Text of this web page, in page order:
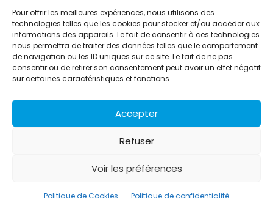
Pour offrir les meilleures expériences, nous utilisons des
technologies telles que les cookies pour stocker et/ou accéder aux
informations des appareils. Le fait de consentir à ces technologies
nous permettra de traiter des données telles que le comportement
de navigation ou les ID uniques sur ce site. Le fait de ne pas
consentir ou de retirer son consentement peut avoir un effet négatif
sur certaines caractéristiques et fonctions.
Accepter
Refuser
Voir les préférences
Politique de Cookies Politique de confidentialité
Alternative Média est une agence de relations presse et de
relations publiques basée à Grenoble. Depuis 1995, elle conçoit et
pilote des stratégies de visibilité en France et à l’international
grâce à un réseau d’agences partenaires.
Contact International
Références